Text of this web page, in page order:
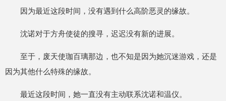
因为最近这段时间，没有遇到什么高阶恶灵的缘故。
沈诺对于方舟使徒的搜寻，迟迟没有新的进展。
至于，废天使珈百璃那边，也不知是因为她沉迷游戏，还是
因为其他什么特殊的缘故。
最近这段时间，她一直没有主动联系沈诺和温仪。